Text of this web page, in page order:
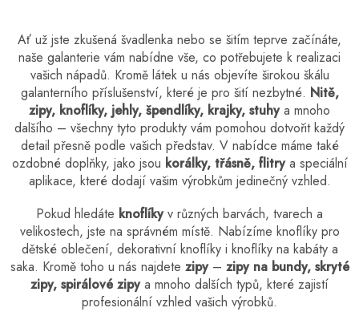
á
d
a
c
í
p
r
v
k
y
v
p
i
s
u
Ať už jste zkušená švadlenka nebo se šitím teprve začínáte,
naše galanterie vám nabídne vše, co potřebujete k realizaci
vašich nápadů. Kromě látek u nás objevíte širokou škálu
galanterního příslušenství, které je pro šití nezbytné. Nitě,
zipy, knoflíky, jehly, špendlíky, krajky, stuhya mnoho
dalšího – všechny tyto produkty vám pomohou dotvořit každý
detail přesně podle vašich představ. V nabídce máme také
ozdobné doplňky, jako jsou korálky, třásně, flitrya speciální
aplikace, které dodají vašim výrobkům jedinečný vzhled.
Pokud hledáte knoflíkyv různých barvách, tvarech a
velikostech, jste na správném místě. Nabízíme knoflíky pro
dětské oblečení, dekorativní knoflíky i knoflíky na kabáty a
saka. Kromě toho u nás najdete zipy– zipy na bundy, skryté
zipy, spirálové zipya mnoho dalších typů, které zajistí
profesionální vzhled vašich výrobků.